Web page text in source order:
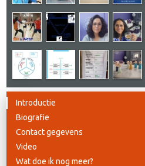
Introductie
Biografie
Contact gegevens
Video
Wat doe ik nog meer?